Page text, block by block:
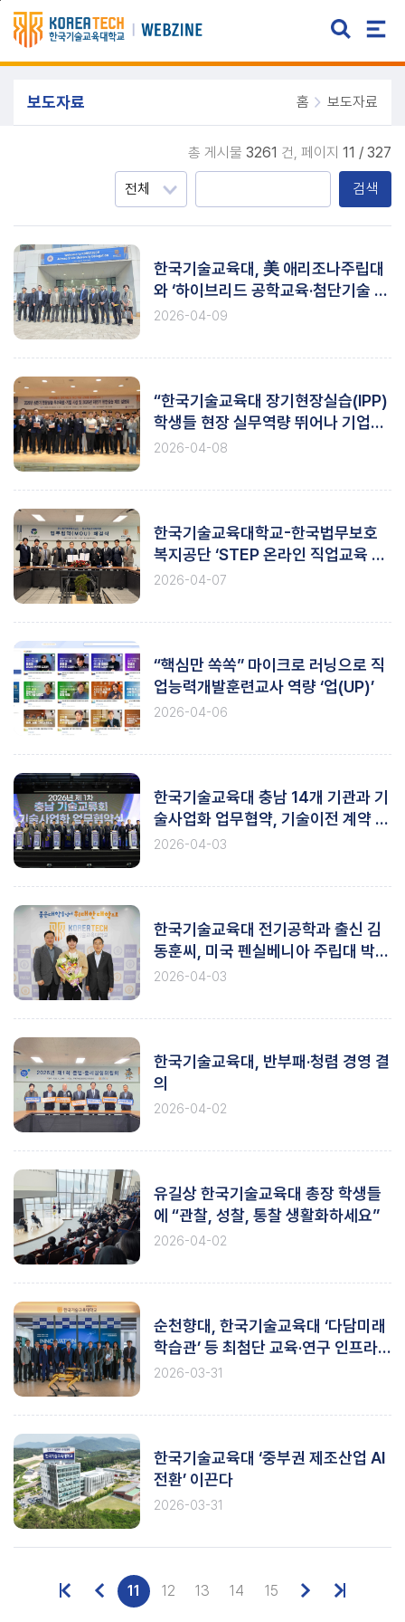
주메뉴 바로가기
본문 바로가기
보도자료 홈 보도자료
총 게시물 3261 건, 페이지 11 / 327
검색
한국기술교육대, 美 애리조나주립대
와 ‘하이브리드 공학교육·첨단기술 인
재양성’ 협력 박차
2026-04-09
“한국기술교육대 장기현장실습(IPP)
학생들 현장 실무역량 뛰어나 기업에
큰 도움“
2026-04-08
한국기술교육대학교-한국법무보호
복지공단 ‘STEP 온라인 직업교육 활
성화’ 업무 협약(MOU) 체결
2026-04-07
“핵심만 쏙쏙” 마이크로 러닝으로 직
업능력개발훈련교사 역량 ‘업(UP)’
2026-04-06
한국기술교육대 충남 14개 기관과 기
술사업화 업무협약, 기술이전 계약 체
결
2026-04-03
한국기술교육대 전기공학과 출신 김
동훈씨, 미국 펜실베니아 주립대 박사
과정 진학
2026-04-03
한국기술교육대, 반부패·청렴 경영 결
의
2026-04-02
유길상 한국기술교육대 총장 학생들
에 “관찰, 성찰, 통찰 생활화하세요”
2026-04-02
순천향대, 한국기술교육대 ‘다담미래
학습관’ 등 최첨단 교육·연구 인프라
벤치마킹
2026-03-31
한국기술교육대 ‘중부권 제조산업 AI
전환’ 이끈다
2026-03-31
11 12 13 14 15